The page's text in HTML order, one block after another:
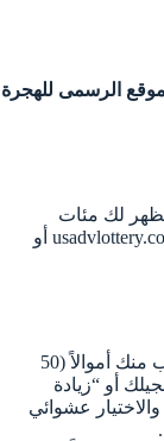
الرسمى للهجرة
لك مئات
المواقع التي تبدو “رسمية”. مواقع بأسماء مثل usadvlottery.com أو
هذه المواقع تطلب منك أموالاً (50
أو “زيادة
عشوائي